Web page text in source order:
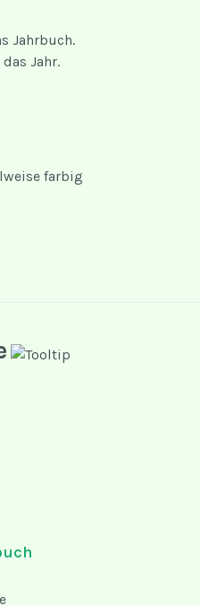
Jahrbuch.
Jahr.
farbig